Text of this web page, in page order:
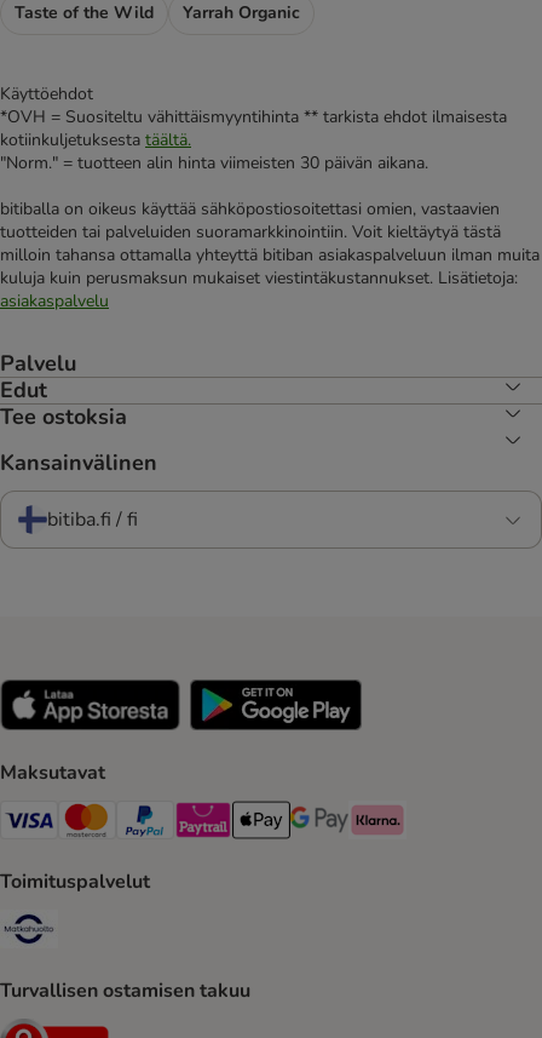
Taste of the Wild
Yarrah Organic
Käyttöehdot
*OVH = Suositeltu vähittäismyyntihinta ** tarkista ehdot ilmaisesta
kotiinkuljetuksesta täältä.
"Norm." = tuotteen alin hinta viimeisten 30 päivän aikana.
bitiballa on oikeus käyttää sähköpostiosoitettasi omien, vastaavien
tuotteiden tai palveluiden suoramarkkinointiin. Voit kieltäytyä tästä
milloin tahansa ottamalla yhteyttä bitiban asiakaspalveluun ilman muita
kuluja kuin perusmaksun mukaiset viestintäkustannukset. Lisätietoja:
asiakaspalvelu
Palvelu
Edut
Tee ostoksia
Kansainvälinen
bitiba.fi / fi
Maksutavat
VISA Payment Method
Mastercard Payment Method
Paypal Payment Method
Paytrail Payment Method
Apple Pay Payment Method
Google Pay Payment Method
Klarna Payment Method
Toimituspalvelut
Turvallisen ostamisen takuu
Security